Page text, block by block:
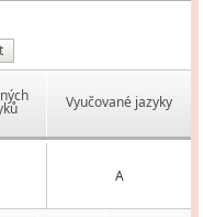
Vyučované jazyky
A